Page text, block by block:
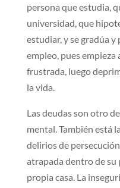
persona que estudia,
universidad, que
estudiar, y se gradúa y
empleo, pues
frustrada, luego
la vida.
Las deudas son otro
mental. También está
delirios de
atrapada dentro de
propia casa. La